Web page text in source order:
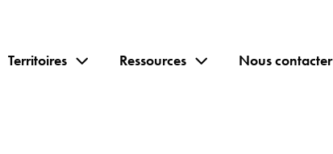
Territoires Ressources Nous contacter